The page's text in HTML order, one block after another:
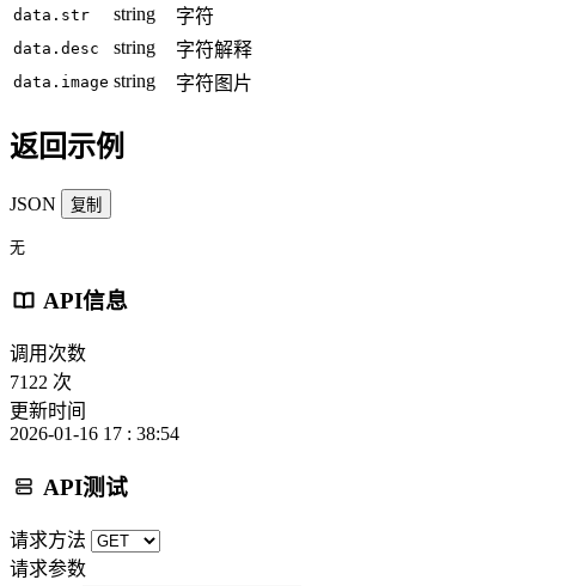
data.str string 字符
data.desc string 字符解释
data.image string 字符图片
返回示例
JSON 复制
无
API信息
调用次数
7122 次
更新时间
2026-01-16 17 : 38:54
API测试
请求方法
请求参数